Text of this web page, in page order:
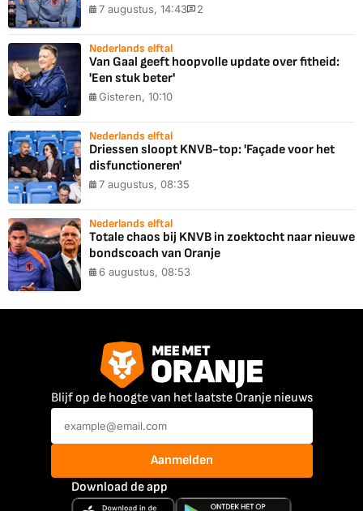
7 augustus, 14:43 2
Nederlands elftal
Van Gaal geeft hoopvolle update over fitheid:
'Een stuk beter'
Gisteren, 10:10
Nederlands elftal
Driessen sloopt KNVB-top: 'Façade voor het
disfunctioneren'
7 augustus, 08:35
Nederlands elftal
Totale chaos bij KNVB in zoektocht naar nieuwe
bondscoach van Oranje
6 augustus, 08:53
Blijf op de hoogte van het laatste Oranje nieuws
Aanmelden
Download de app